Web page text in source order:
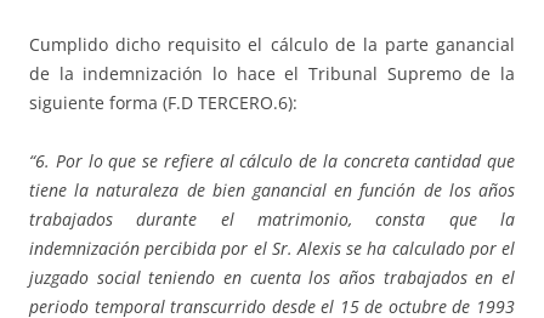
Cumplido dicho requisito el cálculo de la parte ganancial
de la indemnización lo hace el Tribunal Supremo de la
siguiente forma (F.D TERCERO.6):
“6. Por lo que se refiere al cálculo de la concreta cantidad que
tiene la naturaleza de bien ganancial en función de los años
trabajados durante el matrimonio, consta que la
indemnización percibida por el Sr. Alexis se ha calculado por el
juzgado social teniendo en cuenta los años trabajados en el
periodo temporal transcurrido desde el 15 de octubre de 1993